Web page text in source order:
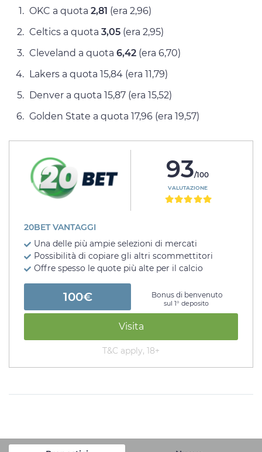
OKC a quota 2,81 (era 2,96)
Celtics a quota 3,05 (era 2,95)
Cleveland a quota 6,42 (era 6,70)
Lakers a quota 15,84 (era 11,79)
Denver a quota 15,87 (era 15,52)
Golden State a quota 17,96 (era 19,57)
93/100
VALUTAZIONE
20BET VANTAGGI
Una delle più ampie selezioni di mercati
Possibilità di copiare gli altri scommettitori
Offre spesso le quote più alte per il calcio
100€ Bonus di benvenuto
sul 1° deposito
Visita
T&C apply, 18+